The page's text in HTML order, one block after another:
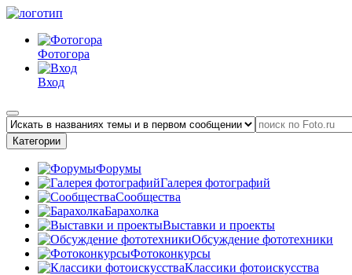
Фотогора
Вход
Категории
Форумы
Галерея фотографий
Сообщества
Барахолка
Выставки и проекты
Обсуждение фототехники
Фотоконкурсы
Классики фотоискусства